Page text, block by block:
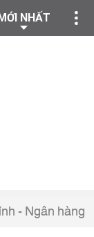
NHẤT
- Ngân hàng